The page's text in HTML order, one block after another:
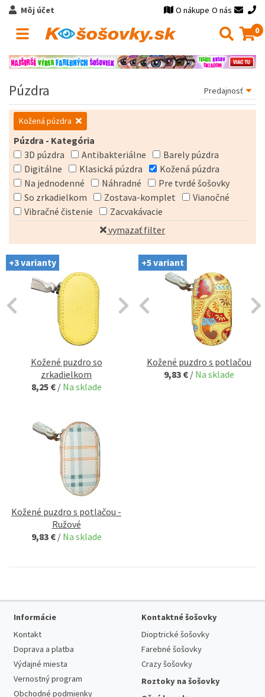
Môj účet O nákupe O nás
0
Púzdra
Kožená púzdra
Púzdra - Kategória
3D púzdra
Antibakteriálne
Barely púzdra
Digitálne
Klasická púzdra
Kožená púzdra
Na jednodenné
Náhradné
Pre tvrdé šošovky
So zrkadielkom
Zostava-komplet
Vianočné
Vibračné čistenie
Zacvakávacie
vymazať filter
+3 varianty
Kožené puzdro so
zrkadielkom
8,25 € / Na sklade
+5 variant
Kožené puzdro s potlačou
9,83 € / Na sklade
Kožené puzdro s potlačou -
Ružové
9,83 € / Na sklade
Informácie
Kontakt
Doprava a platba
Výdajné miesta
Vernostný program
Obchodné podmienky
Kontaktné šošovky
Dioptrické šošovky
Farebné šošovky
Crazy šošovky
Roztoky na šošovky